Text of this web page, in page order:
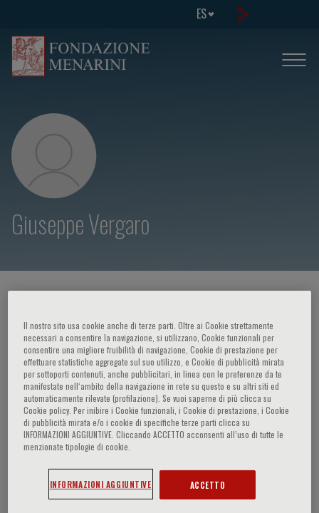
ES
Giuseppe Vergaro
HOME PAGE / CURSOS Y EVENTOS / ORADOR
Giuseppe Vergaro
Participaciones del ponente
Il nostro sito usa cookie anche di terze parti. Oltre ai Cookie strettamente
necessari a consentire la navigazione, si utilizzano, Cookie funzionali per
consentire una migliore fruibilità di navigazione, Cookie di prestazione per
effettuare statistiche aggregate sul suo utilizzo, e Cookie di pubblicità mirata
per sottoporti contenuti, anche pubblicitari, in linea con le preferenze da te
manifestate nell‘ambito della navigazione in rete su questo e su altri siti ed
automaticamente rilevate (profilazione). Se vuoi saperne di più clicca su
Cookie policy. Per inibire i Cookie funzionali, i Cookie di prestazione, i Cookie
di pubblicità mirata e/o i cookie di specifiche terze parti clicca su
INFORMAZIONI AGGIUNTIVE. Cliccando ACCETTO acconsenti all’uso di tutte le
menzionate tipologie di cookie.
INFORMAZIONI AGGIUNTIVE ACCETTO